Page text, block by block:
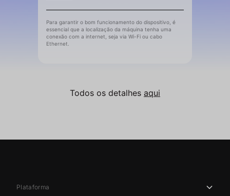
Para garantir o bom funcionamento do dispositivo, é
essencial que a localização da máquina tenha uma
conexão com a internet, seja via Wi-Fi ou cabo
Ethernet.
Todos os detalhes aqui
Plataforma